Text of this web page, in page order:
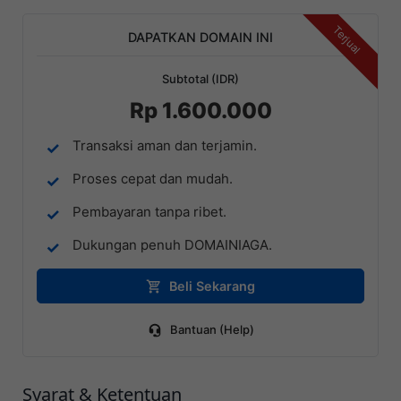
Terjual
DAPATKAN DOMAIN INI
Subtotal (IDR)
Rp 1.600.000
Transaksi aman dan terjamin.
Proses cepat dan mudah.
Pembayaran tanpa ribet.
Dukungan penuh DOMAINIAGA.
Beli Sekarang
Bantuan (Help)
Syarat & Ketentuan